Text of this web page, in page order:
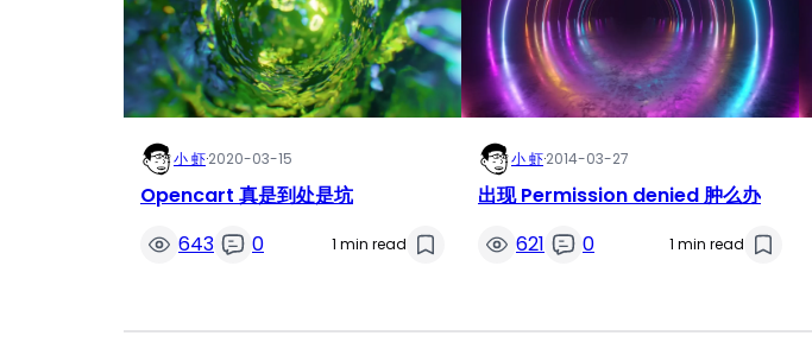
小 虾·2020-03-15
Opencart 真是到处是坑
643
0 1 min read
小 虾·2014-03-27
出现 Permission denied 肿么办
621
0 1 min read